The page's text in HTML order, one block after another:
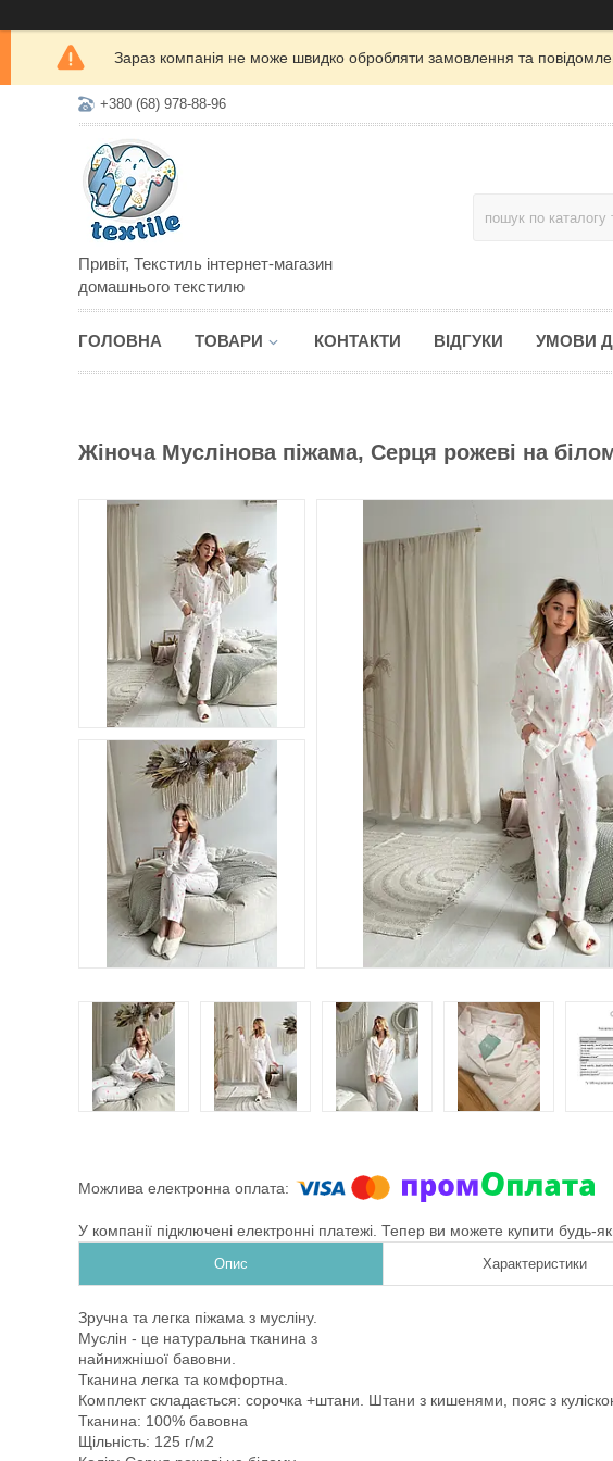
Зараз компанія не може швидко обробляти замовлення та
+380 (68) 978-88-96
Привіт, Текстиль інтернет-магазин
домашнього текстилю
ГОЛОВНА ТОВАРИ КОНТАКТИ ВІДГУКИ УМОВИ
Жіноча Муслінова піжама, Серця рожеві на
У компанії підключені електронні платежі. Тепер ви можете купити будь-
Опис Характеристики
Зручна та легка піжама з мусліну.
Муслін - це натуральна тканина з
найнижнішої бавовни.
Тканина легка та комфортна.
Комплект складається: сорочка +штани. Штани з кишенями, пояс з
Тканина: 100% бавовна
Щільність: 125 г/м2